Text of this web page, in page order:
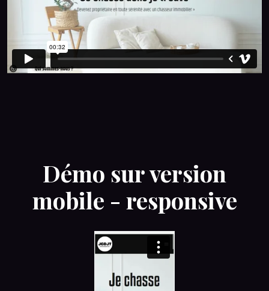
Démo sur version
mobile - responsive